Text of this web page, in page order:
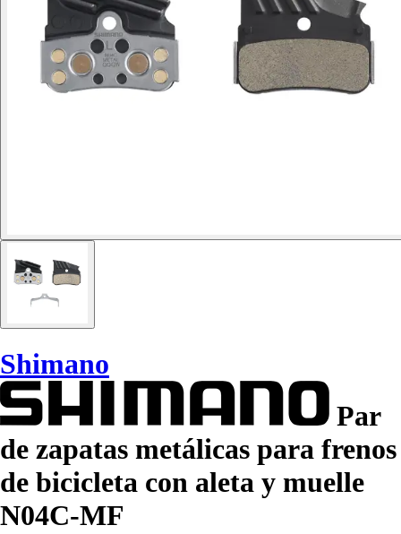
Shimano
Par
de zapatas metálicas para frenos
de bicicleta con aleta y muelle
N04C-MF